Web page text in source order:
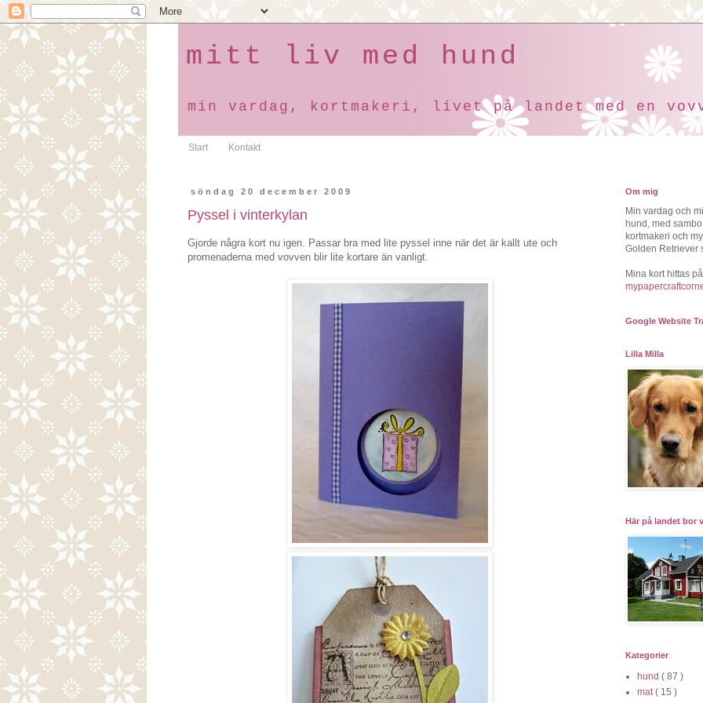
mitt liv med hund
min vardag, kortmakeri, livet på landet med en
Start Kontakt
söndag 20 december 2009
Pyssel i vinterkylan
Gjorde några kort nu igen. Passar bra med lite pyssel inne när det är kallt ute och
promenaderna med vovven blir lite kortare än vanligt.
Om mig
Min vardag och
hund, med
kortmakeri och
Golden Retriever
Mina kort hittas
Google Website
Lilla Milla
Här på landet bor
Kategorier
hund ( 87 )
mat( 15 )